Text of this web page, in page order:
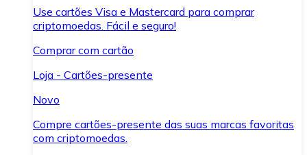
Use cartões Visa e Mastercard para comprar
criptomoedas. Fácil e seguro!
Comprar com cartão
Loja - Cartões-presente
Novo
Compre cartões-presente das suas marcas favoritas
com criptomoedas.